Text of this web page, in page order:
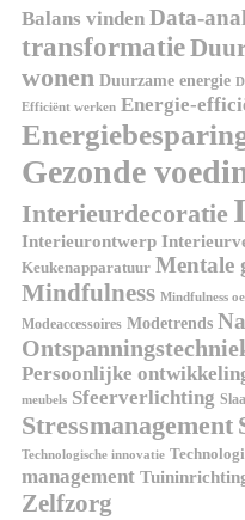
Balans vinden Data-
transformatie
wonen Duurzame energie
Efficiënt werken Energie-
Gezonde
Interieurdecoratie
Interieurontwerp
Keukenapparatuur Mentale
Mindfulness Mindfulness
Modeaccessoires Modetrends
Persoonlijke
meubels Sfeerverlichting
Stressmanagement
Technologische innovatie
management
Zelfzorg